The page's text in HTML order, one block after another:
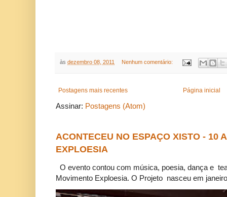
às dezembro 08, 2011 Nenhum comentário:
Postagens mais recentes Página inicial
Assinar: Postagens (Atom)
ACONTECEU NO ESPAÇO XISTO - 10
EXPLOESIA
O evento contou com música, poesia, dança e
Movimento Exploesia. O Projeto nasceu em